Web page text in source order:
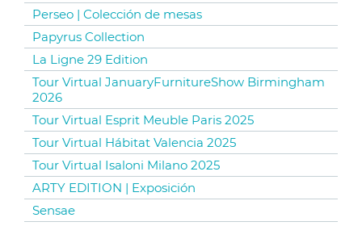
Perseo | Colección de mesas
Papyrus Collection
La Ligne 29 Edition
Tour Virtual JanuaryFurnitureShow Birmingham
2026
Tour Virtual Esprit Meuble Paris 2025
Tour Virtual Hábitat Valencia 2025
Tour Virtual Isaloni Milano 2025
ARTY EDITION | Exposición
Sensae